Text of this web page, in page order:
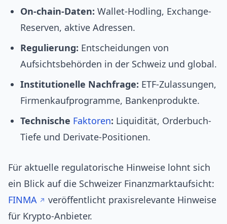
On-chain-Daten: Wallet-Hodling, Exchange-
Reserven, aktive Adressen.
Regulierung: Entscheidungen von
Aufsichtsbehörden in der Schweiz und global.
Institutionelle Nachfrage: ETF-Zulassungen,
Firmenkaufprogramme, Bankenprodukte.
Technische Faktoren: Liquidität, Orderbuch-
Tiefe und Derivate-Positionen.
Für aktuelle regulatorische Hinweise lohnt sich
ein Blick auf die Schweizer Finanzmarktaufsicht:
FINMA
veröffentlicht praxisrelevante Hinweise
für Krypto-Anbieter.